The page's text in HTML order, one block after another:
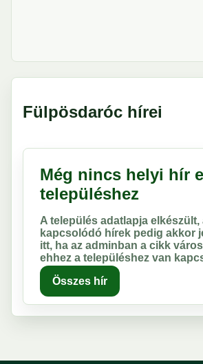
Fülpösdaróc hírei
Még nincs helyi hír
településhez
A település adatlapja elkészült,
kapcsolódó hírek pedig akkor
itt, ha az adminban a cikk
ehhez a településhez van
Összes hír